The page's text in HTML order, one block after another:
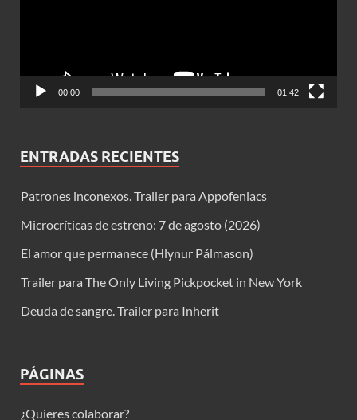
00:00 01:42
ENTRADAS RECIENTES
Patrones inconexos. Trailer para Appofeniacs
Microcríticas de estreno: 7 de agosto (2026)
El amor que permanece (Hlynur Pálmason)
Trailer para The Only Living Pickpocket in New York
Deuda de sangre. Trailer para Inherit
PÁGINAS
¿Quieres colaborar?